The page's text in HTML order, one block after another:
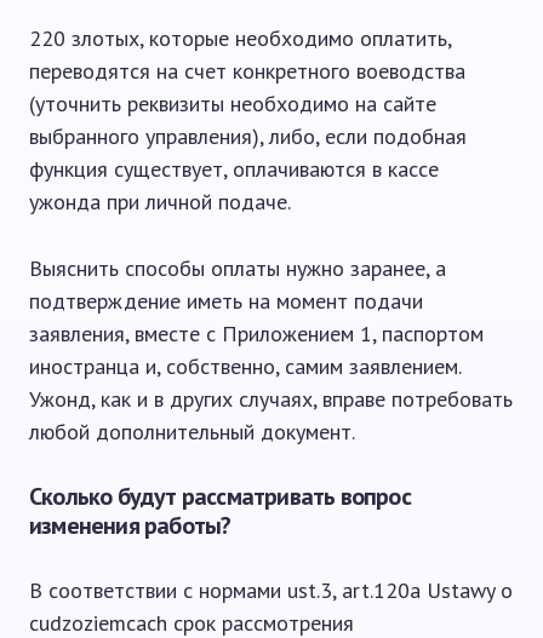
220 злотых, которые необходимо оплатить,
переводятся на счет конкретного воеводства
(уточнить реквизиты необходимо на сайте
выбранного управления), либо, если подобная
функция существует, оплачиваются в кассе
ужонда при личной подаче.
Выяснить способы оплаты нужно заранее, а
подтверждение иметь на момент подачи
заявления, вместе с Приложением 1, паспортом
иностранца и, собственно, самим заявлением.
Ужонд, как и в других случаях, вправе потребовать
любой дополнительный документ.
Сколько будут рассматривать вопрос
изменения работы?
В соответствии с нормами ust.3, art.120a Ustawy o
cudzoziemcach срок рассмотрения